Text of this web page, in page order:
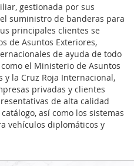
gestionada por sus
suministro de banderas para
principales clientes se
de Asuntos Exteriores,
de ayuda de todo
el Ministerio de Asuntos
y la Cruz Roja Internacional,
privadas y clientes
de alta calidad
así como los sistemas
vehículos diplomáticos y